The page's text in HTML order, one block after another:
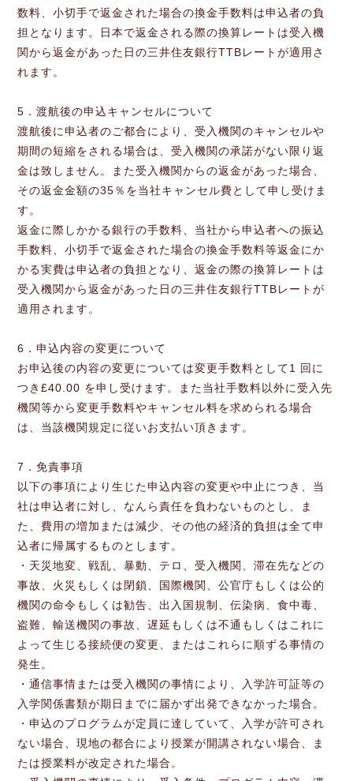
数料、小切手で返金された場合の換金手数料は申込者の負
担となります。日本で返金される際の換算レートは受入機
関から返金があった日の三井住友銀行TTBレートが適用さ
れます。
5．渡航後の申込キャンセルについて
渡航後に申込者のご都合により、受入機関のキャンセルや
期間の短縮をされる場合は、受入機関の承諾がない限り返
金は致しません。また受入機関からの返金があった場合、
その返金金額の35％を当社キャンセル費として申し受けま
す。
返金に際しかかる銀行の手数料、当社から申込者への振込
手数料、小切手で返金された場合の換金手数料等返金にか
かる実費は申込者の負担となり、返金の際の換算レートは
受入機関から返金があった日の三井住友銀行TTBレートが
適用されます。
6．申込内容の変更について
お申込後の内容の変更については変更手数料として1 回に
つき£40.00 を申し受けます。また当社手数料以外に受入先
機関等から変更手数料やキャンセル料を求められる場合
は、当該機関規定に従いお支払い頂きます。
7．免責事項
以下の事項により生じた申込内容の変更や中止につき、当
社は申込者に対し、なんら責任を負わないものとし、ま
た、費用の増加または減少、その他の経済的負担は全て申
込者に帰属するものとします。
・天災地変、戦乱、暴動、テロ、受入機関、滞在先などの
事故、火災もしくは閉鎖、国際機関、公官庁もしくは公的
機関の命令もしくは勧告、出入国規制、伝染病、食中毒、
盗難、輸送機関の事故、遅延もしくは不通もしくはこれに
よって生じる接続便の変更、またはこれらに順ずる事情の
発生。
・通信事情または受入機関の事情により、入学許可証等の
入学関係書類が期日までに届かず出発できなかった場合。
・申込のプログラムが定員に達していて、入学が許可され
ない場合、現地の都合により授業が開講されない場合、ま
たは授業料が改定された場合。